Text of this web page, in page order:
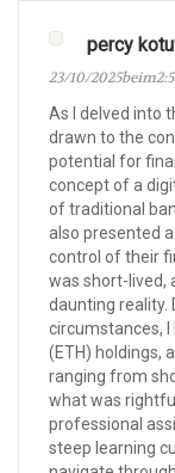
percy
23/10/
As I delved into
drawn to the
potential for
concept of a
of traditional
also presented
control of their
was short-lived,
daunting reality.
circumstances,
(ETH) holdings,
ranging from
what was
professional
steep learning